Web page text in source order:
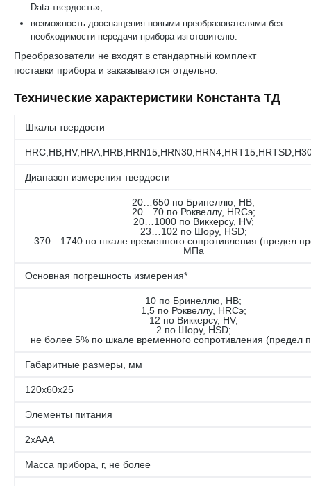
Data-твердость»;
возможность дооснащения новыми преобразователями без
необходимости передачи прибора изготовителю.
Преобразователи не входят в стандартный комплект
поставки прибора и заказываются отдельно.
Технические характеристики Константа ТД
Шкалы твердости
Диапазон измерения твердости
20…650 по Бринеллю, НВ;
20…70 по Роквеллу, НRСэ;
20…1000 по Виккерсу, HV;
23…102 по Шору, HSD;
370…1740 по шкале временного сопротивления (предел
МПа
Основная погрешность измерения*
10 по Бринеллю, НВ;
1,5 по Роквеллу, НRСэ;
12 по Виккерсу, HV;
2 по Шору, HSD;
не более 5% по шкале временного сопротивления (предел
Габаритные размеры, мм
120х60х25
Элементы питания
2хААА
Масса прибора, г, не более